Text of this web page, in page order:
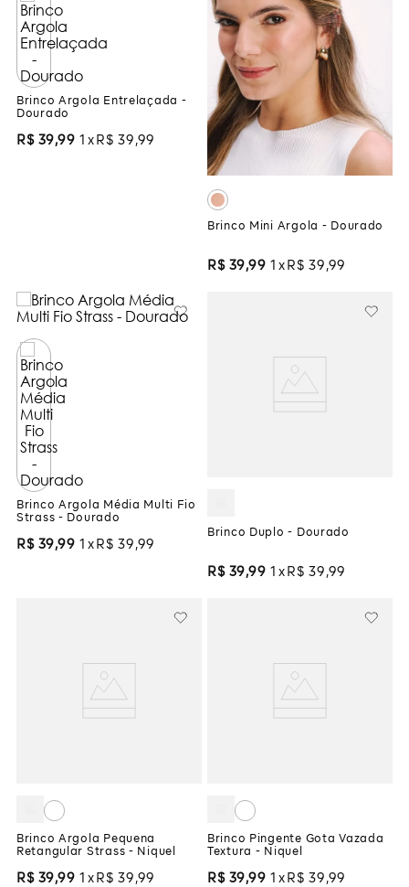
Brinco Argola Entrelaçada -
Dourado
R$ 39,99 1 R$ 39 ,99
Brinco Mini Argola - Dourado
R$ 39,99 1 R$ 39 ,99
Brinco Argola Média Multi Fio
Strass - Dourado
R$ 39,99 1 R$ 39 ,99
Brinco Duplo - Dourado
R$ 39,99 1 R$ 39 ,99
Brinco Argola Pequena
Retangular Strass - Niquel
R$ 39,99 1 R$ 39 ,99
Brinco Pingente Gota Vazada
Textura - Niquel
R$ 39,99 1 R$ 39 ,99